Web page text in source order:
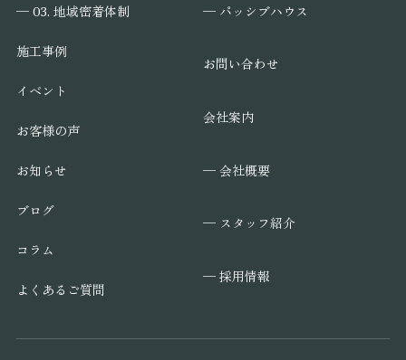
─ 03. 地域密着体制
施工事例
イベント
お客様の声
お知らせ
ブログ
コラム
よくあるご質問
─ パッシブハウス
お問い合わせ
会社案内
─ 会社概要
─ スタッフ紹介
─ 採用情報